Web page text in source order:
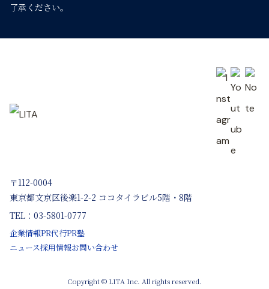
了承ください。
〒112-0004
東京都文京区後楽1-2-2 ココタイラビル5階・8階
TEL：03-5801-0777
企業情報PR代行PR塾
ニュース採用情報お問い合わせ
Copyright © LITA Inc. All rights reserved.